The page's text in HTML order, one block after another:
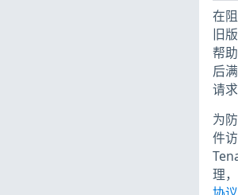
在
旧
帮
后
请
为
件
理